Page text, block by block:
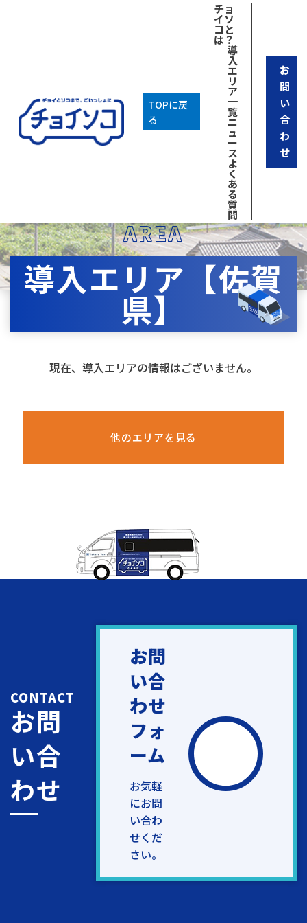
TOPに戻
る
チョ
イソ
コと
は？
導
入
エ
リ
ア
一
覧
ニ
ュ
ー
ス
よ
く
あ
る
質
問
お
問
い
合
わ
せ
AREA
導入エリア【佐賀
県】
現在、導入エリアの情報はございません。
他のエリアを見る
CONTACT
お問
い合
わせ
お問
い合
わせ
フォ
ーム
お気軽
にお問
い合わ
せくだ
さい。